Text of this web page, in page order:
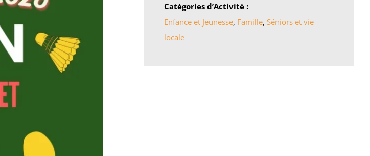
Catégories d’Activité :
Enfance et Jeunesse, Famille, Séniors et vie
locale